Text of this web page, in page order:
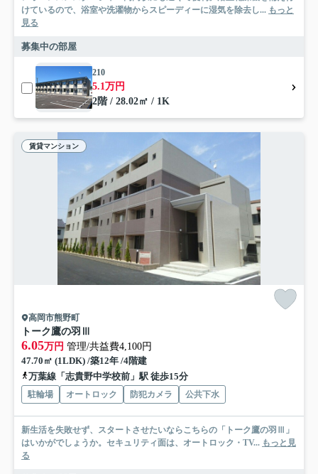
けているので、浴室や洗濯物からスピーディーに湿気を除去し... もっと
見る
募集中の部屋
210
5.1万円
2階 / 28.02㎡ / 1K
賃貸マンション
高岡市熊野町
トーク鷹の羽Ⅲ
6.05万円 管理/共益費4,100円
47.70㎡ (1LDK) /築12年 /4階建
万葉線「志貴野中学校前」駅 徒歩15分
駐輪場 オートロック 防犯カメラ 公共下水
新生活を失敗せず、スタートさせたいならこちらの「トーク鷹の羽Ⅲ」
はいかがでしょうか。セキュリティ面は、オートロック・TV... もっと見
る